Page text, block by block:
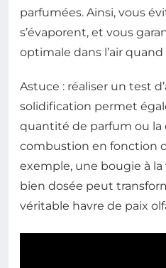
parfumées. Ainsi, vous
s’évaporent, et vous
optimale dans l’air
Astuce : réaliser un test
solidification permet
quantité de parfum ou la
combustion en fonction
exemple, une bougie à
bien dosée peut
véritable havre de paix